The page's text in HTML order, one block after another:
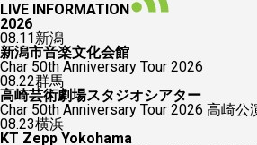
LIVE INFORMATION
2026
08.11新潟
新潟市音楽文化会館
Char 50th Anniversary Tour 2026
08.22群馬
高崎芸術劇場スタジオシアター
Char 50th Anniversary Tour 2026 高崎公
08.23横浜
KT Zepp Yokohama